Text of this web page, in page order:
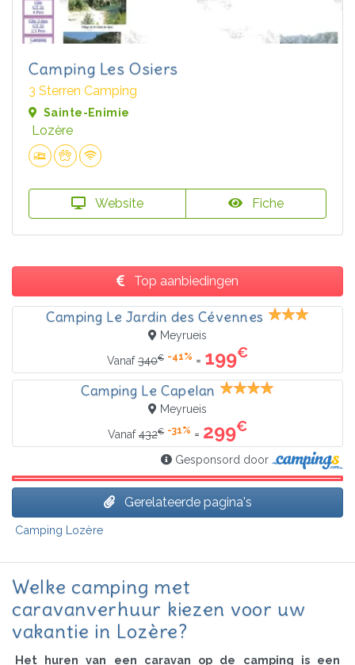
Camping Les Osiers
3 Sterren Camping
Sainte-Enimie
Lozère
Website Fiche
Top aanbiedingen
Camping Le Jardin des Cévennes
Meyrueis
Vanaf340€ -41% = 199€
Camping Le Capelan
Meyrueis
Vanaf432€ -31% = 299€
Gesponsord door
Gerelateerde pagina's
Camping Lozère
Welke camping met
caravanverhuur kiezen voor uw
vakantie in Lozère?
Het huren van een caravan op de camping is een